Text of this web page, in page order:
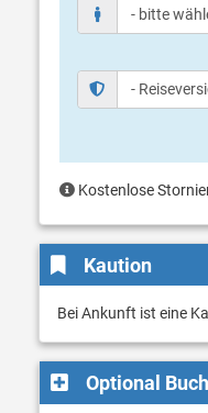
Kostenlose
Kaution
Bei Ankunft ist eine
Optional